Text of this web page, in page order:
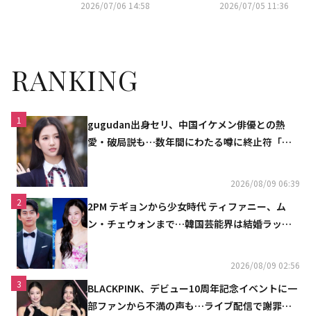
2026/07/06 14:58 2026/07/05 11:36
RANKING
1
gugudan出身セリ、中国イケメン俳優との熱
愛・破局説も…数年間にわたる噂に終止符「邪
2026/08/09 06:39
2
2PM テギョンから少女時代 ティファニー、ム
ン・チェウォンまで…韓国芸能界は結婚ラッシ
2026/08/09 02:56
3
BLACKPINK、デビュー10周年記念イベントに一
部ファンから不満の声も…ライブ配信で謝罪